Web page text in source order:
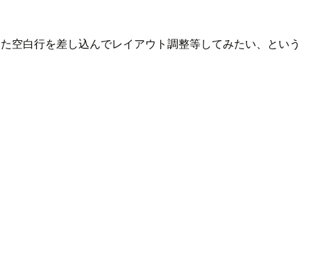
空白行を差し込んでレイアウト調整等してみたい、という